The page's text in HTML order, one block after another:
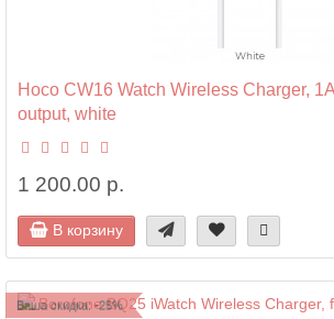
Hoco CW16 Watch Wireless Charger,
output, white
1 200.00 р.
В корзину
Ваша скидка: -25%